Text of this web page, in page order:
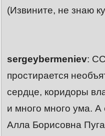
(Извините, не знаю
sergeybermeniev:
простирается
сердце, коридоры
и много много ума. А
Алла Борисовна